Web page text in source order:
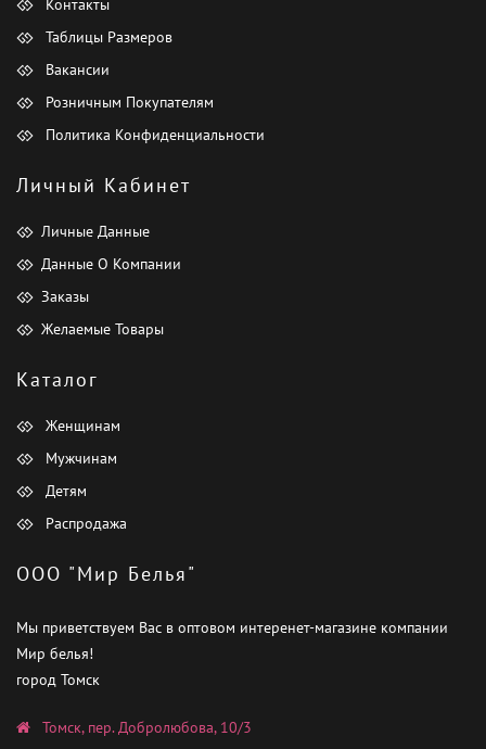
Контакты
Таблицы Размеров
Вакансии
Розничным Покупателям
Политика Конфиденциальности
Личный Кабинет
Личные Данные
Данные О Компании
Заказы
Желаемые Товары
Каталог
Женщинам
Мужчинам
Детям
Распродажа
ООО "Мир Белья"
Мы приветствуем Вас в оптовом интеренет-магазине компании
Мир белья!
город Томск
Томск, пер. Добролюбова, 10/3